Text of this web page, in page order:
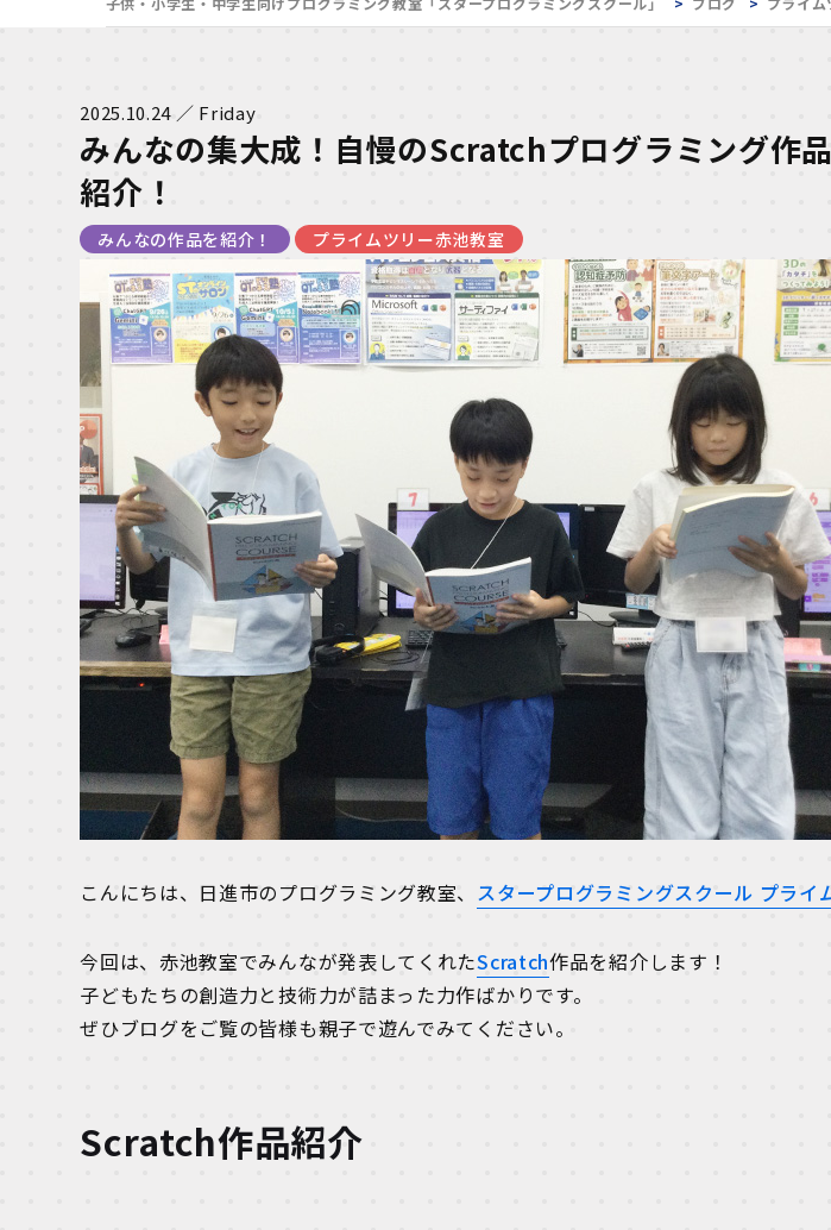
2025.10.24 ／ Friday
みんなの集大成！自慢のScratchプログラミング作品
紹介！
みんなの作品を紹介！ プライムツリー赤池教室
こんにちは、日進市のプログラミング教室、 スタープログラミングスクール プライ
今回は、赤池教室でみんなが発表してくれたScratch作品を紹介します！
子どもたちの創造力と技術力が詰まった力作ばかりです。
ぜひブログをご覧の皆様も親子で遊んでみてください。
Scratch作品紹介